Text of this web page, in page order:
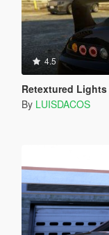
4.5
Retextured
By LUISDACOS